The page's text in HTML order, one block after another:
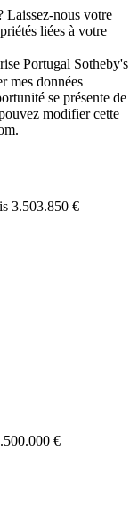
Laissez-nous votre
liées à votre
Portugal Sotheby's
mes données
se présente de
modifier cette
3.503.850 €
€